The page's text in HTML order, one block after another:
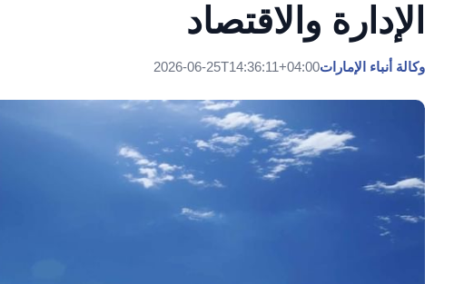
الإدارة والاقتصاد
وكالة أنباء الإمارات2026-06-25T14:36:11+04:00